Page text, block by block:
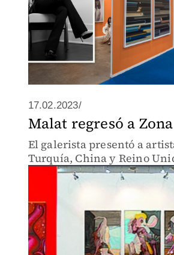
17.02.2023/
Malat regresó a
El galerista presentó a
Turquía, China y Reino